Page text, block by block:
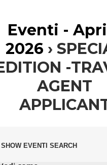
Eventi -
2026 ›
-
AGENT
SHOW EVENTI SEARCH